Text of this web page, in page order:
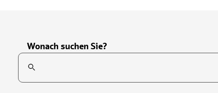
Wonach suchen Sie?
Suchfeld